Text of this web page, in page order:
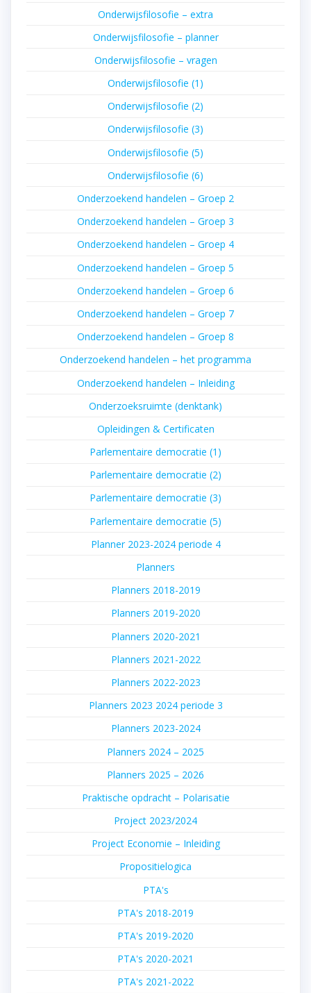
Onderwijsfilosofie – extra
Onderwijsfilosofie – planner
Onderwijsfilosofie – vragen
Onderwijsfilosofie (1)
Onderwijsfilosofie (2)
Onderwijsfilosofie (3)
Onderwijsfilosofie (5)
Onderwijsfilosofie (6)
Onderzoekend handelen – Groep 2
Onderzoekend handelen – Groep 3
Onderzoekend handelen – Groep 4
Onderzoekend handelen – Groep 5
Onderzoekend handelen – Groep 6
Onderzoekend handelen – Groep 7
Onderzoekend handelen – Groep 8
Onderzoekend handelen – het programma
Onderzoekend handelen – Inleiding
Onderzoeksruimte (denktank)
Opleidingen & Certificaten
Parlementaire democratie (1)
Parlementaire democratie (2)
Parlementaire democratie (3)
Parlementaire democratie (5)
Planner 2023-2024 periode 4
Planners
Planners 2018-2019
Planners 2019-2020
Planners 2020-2021
Planners 2021-2022
Planners 2022-2023
Planners 2023 2024 periode 3
Planners 2023-2024
Planners 2024 – 2025
Planners 2025 – 2026
Praktische opdracht – Polarisatie
Project 2023/2024
Project Economie – Inleiding
Propositielogica
PTA's
PTA's 2018-2019
PTA's 2019-2020
PTA's 2020-2021
PTA's 2021-2022